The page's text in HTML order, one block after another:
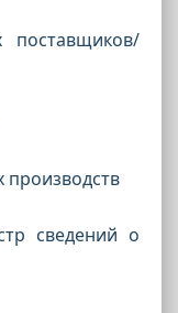
поставщиков/
сведений о